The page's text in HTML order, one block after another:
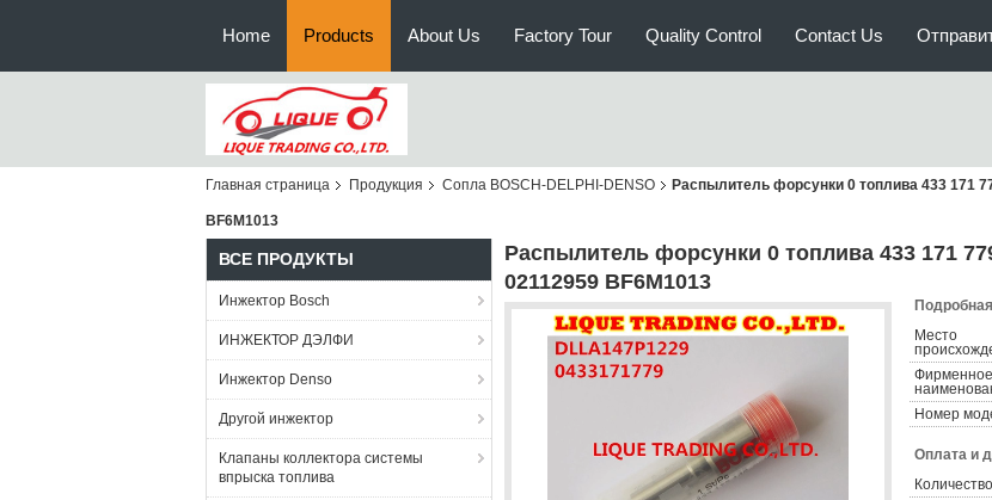
Home Products About Us Factory Tour Quality Control Contact Us
Главная страница Продукция Сопла BOSCH-DELPHI-DENSO Распылитель форсунки 0 топлива 433 171
BF6M1013
ВСЕ ПРОДУКТЫ
Инжектор Bosch
ИНЖЕКТОР ДЭЛФИ
Инжектор Denso
Другой инжектор
Клапаны коллектора системы
впрыска топлива
Распылитель форсунки 0 топлива 433 171
02112959 BF6M1013
Место
Фирменное
Номер
Оплата и